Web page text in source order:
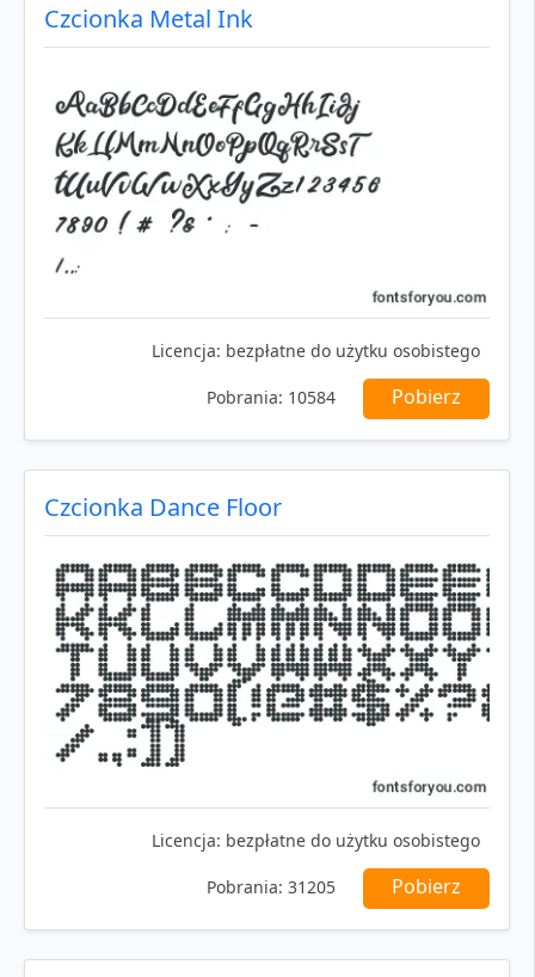
Czcionka Metal Ink
Licencja: bezpłatne do użytku osobistego
Pobrania: 10584 Pobierz
Czcionka Dance Floor
Licencja: bezpłatne do użytku osobistego
Pobrania: 31205 Pobierz